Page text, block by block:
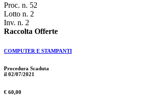
Proc. n. 52
Lotto n. 2
Inv. n. 2
Raccolta Offerte
COMPUTER E STAMPANTI
Procedura Scaduta
il 02/07/2021
€ 60,00